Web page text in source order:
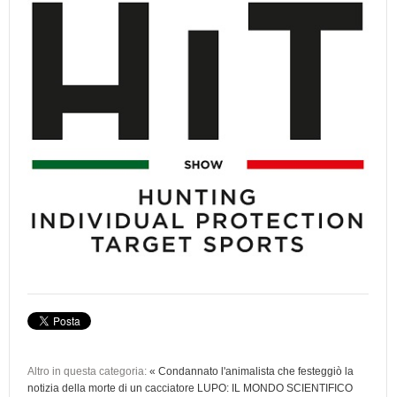
Altro in questa categoria: « Condannato l'animalista che festeggiò la
notizia della morte di un cacciatore LUPO: IL MONDO SCIENTIFICO